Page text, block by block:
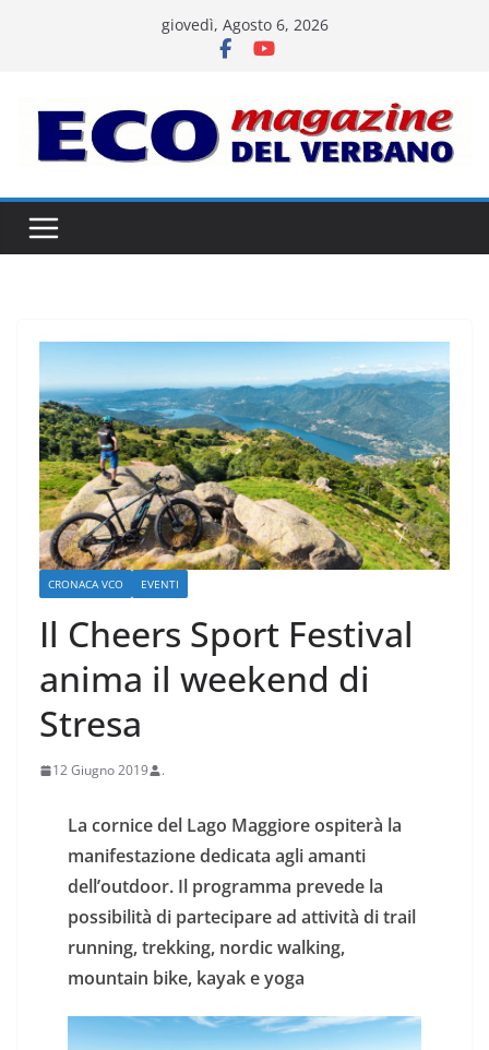
giovedì, Agosto 6, 2026
CRONACA VCO EVENTI
Il Cheers Sport Festival
anima il weekend di
Stresa
12 Giugno 2019 .
La cornice del Lago Maggiore ospiterà la
manifestazione dedicata agli amanti
dell’outdoor. Il programma prevede la
possibilità di partecipare ad attività di trail
running, trekking, nordic walking,
mountain bike, kayak e yoga